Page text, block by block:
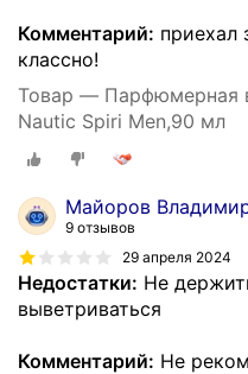
Комментарий: приехал
классно!
Товар — Парфюмерная
Nautic Spiri Men,90 мл
Майоров
9 отзывов
29 апреля 2024
Недостатки: Не
выветриваться
Комментарий: Не